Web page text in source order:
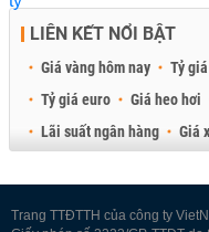
LIÊN KẾT NỔI BẬT
Giá vàng hôm nay Tỷ
Tỷ giá euro
Giá heo hơi
Lãi suất ngân hàng
Giá
Trang TTĐTTH của công ty